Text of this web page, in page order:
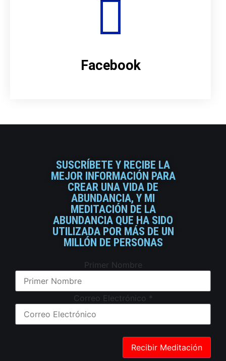
Facebook
SUSCRÍBETE Y RECIBE LA
MEJOR INFORMACIÓN PARA
CREAR UNA VIDA DE
ABUNDANCIA, Y MI
MEDITACIÓN DE LA
ABUNDANCIA QUE HA SIDO
UTILIZADA POR MÁS DE UN
MILLÓN DE PERSONAS
Primer Nombre
Correo Electrónico *